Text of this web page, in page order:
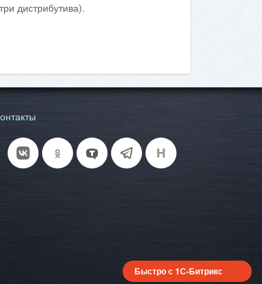
дистрибутива).
Быстро с 1С-Битрикс